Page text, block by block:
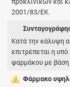
2001/83/ΕΚ.
Κατά την κάλυψη
επιτρέπεται η
φαρμάκου με βάση
Φάρμακο